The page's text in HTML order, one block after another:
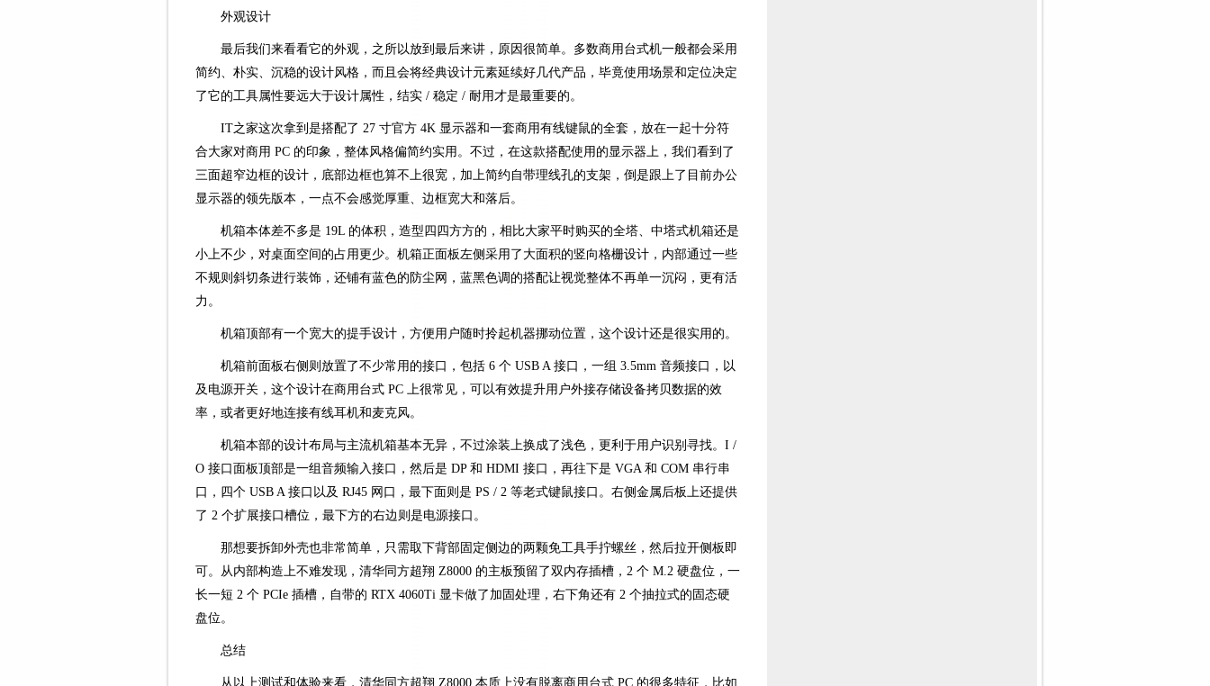
外观设计
最后我们来看看它的外观，之所以放到最后来讲，原因很简单。多数商用台式机一般都会采用
简约、朴实、沉稳的设计风格，而且会将经典设计元素延续好几代产品，毕竟使用场景和定位决定
了它的工具属性要远大于设计属性，结实 / 稳定 / 耐用才是最重要的。
IT之家这次拿到是搭配了 27 寸官方 4K 显示器和一套商用有线键鼠的全套，放在一起十分符
合大家对商用 PC 的印象，整体风格偏简约实用。不过，在这款搭配使用的显示器上，我们看到了
三面超窄边框的设计，底部边框也算不上很宽，加上简约自带理线孔的支架，倒是跟上了目前办公
显示器的领先版本，一点不会感觉厚重、边框宽大和落后。
机箱本体差不多是 19L 的体积，造型四四方方的，相比大家平时购买的全塔、中塔式机箱还是
小上不少，对桌面空间的占用更少。机箱正面板左侧采用了大面积的竖向格栅设计，内部通过一些
不规则斜切条进行装饰，还铺有蓝色的防尘网，蓝黑色调的搭配让视觉整体不再单一沉闷，更有活
力。
机箱顶部有一个宽大的提手设计，方便用户随时拎起机器挪动位置，这个设计还是很实用的。
机箱前面板右侧则放置了不少常用的接口，包括 6 个 USB A 接口，一组 3.5mm 音频接口，以
及电源开关，这个设计在商用台式 PC 上很常见，可以有效提升用户外接存储设备拷贝数据的效
率，或者更好地连接有线耳机和麦克风。
机箱本部的设计布局与主流机箱基本无异，不过涂装上换成了浅色，更利于用户识别寻找。I /
O 接口面板顶部是一组音频输入接口，然后是 DP 和 HDMI 接口，再往下是 VGA 和 COM 串行串
口，四个 USB A 接口以及 RJ45 网口，最下面则是 PS / 2 等老式键鼠接口。右侧金属后板上还提供
了 2 个扩展接口槽位，最下方的右边则是电源接口。
那想要拆卸外壳也非常简单，只需取下背部固定侧边的两颗免工具手拧螺丝，然后拉开侧板即
可。从内部构造上不难发现，清华同方超翔 Z8000 的主板预留了双内存插槽，2 个 M.2 硬盘位，一
长一短 2 个 PCIe 插槽，自带的 RTX 4060Ti 显卡做了加固处理，右下角还有 2 个抽拉式的固态硬
盘位。
总结
从以上测试和体验来看，清华同方超翔 Z8000 本质上没有脱离商用台式 PC 的很多特征，比如